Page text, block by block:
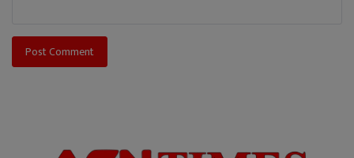
Post Comment